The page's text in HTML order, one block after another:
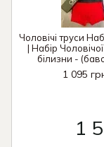
Чоловічі труси
| Набір
білизни -
1 095
1